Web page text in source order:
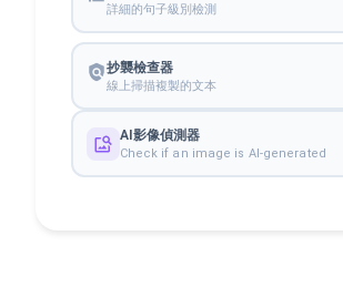
詳細的句子級別檢測
抄襲檢查器
線上掃描複製的文本
AI影像偵測器
Check if an image is AI-generated